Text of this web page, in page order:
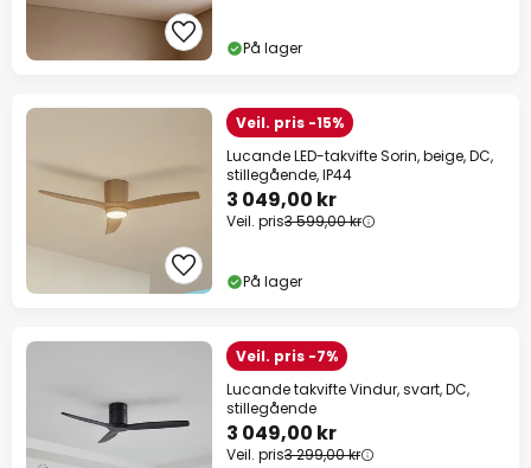
På lager
Veil. pris -15%
Lucande LED-takvifte Sorin, beige, DC,
stillegående, IP44
3 049,00 kr
Veil. pris3 599,00 kr
På lager
Veil. pris -7%
Lucande takvifte Vindur, svart, DC,
stillegående
3 049,00 kr
Veil. pris3 299,00 kr